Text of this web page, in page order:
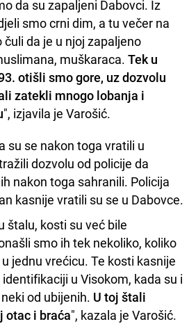
da su zapaljeni Dabovci. Iz
smo crni dim, a tu večer na
da je u njoj zapaljeno
muškaraca. Tek u
otišli smo gore, uz dozvolu
zatekli mnogo lobanja i
", izjavila je Varošić.
su se nakon toga vratili u
dozvolu od policije da
nakon toga sahranili. Policija
kasnije vratili su se u Dabovce.
štalu, kosti su već bile
smo ih tek nekoliko, koliko
jednu vrećicu. Te kosti kasnije
u Visokom, kada su i
od ubijenih. U toj štali
otac i braća", kazala je Varošić.